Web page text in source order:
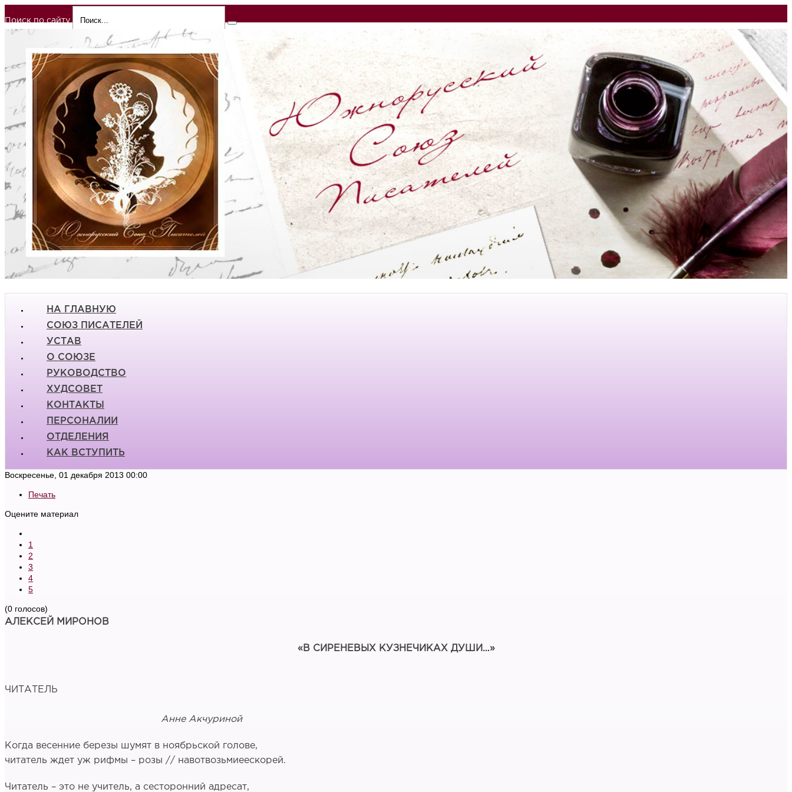
Поиск по сайту
НА ГЛАВНУЮ
СОЮЗ ПИСАТЕЛЕЙ
УСТАВ
О СОЮЗЕ
РУКОВОДСТВО
ХУДСОВЕТ
КОНТАКТЫ
ПЕРСОНАЛИИ
ОТДЕЛЕНИЯ
КАК ВСТУПИТЬ
Воскресенье, 01 декабря 2013 00:00
Печать
Оцените материал
1
2
3
4
5
(0 голосов)
АЛЕКСЕЙ МИРОНОВ
«В СИРЕНЕВЫХ КУЗНЕЧИКАХ ДУШИ…»
ЧИТАТЕЛЬ
Анне Акчуриной
Когда весенние березы шумят в ноябрьской голове,
читатель ждет уж рифмы – розы // навотвозьмиеескорей.
Читатель – это не учитель, а сесторонний адресат,